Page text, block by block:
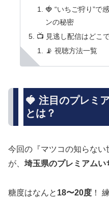
🍓 “いちご狩り”で
ンの秘密
📺 見逃し配信はどこ
📡 視聴方法一覧
🍓 注目のプレミ
とは？
今回の『マツコの知らな
が、 埼玉県のプレミアムい
糖度はなんと 18〜20度 ！